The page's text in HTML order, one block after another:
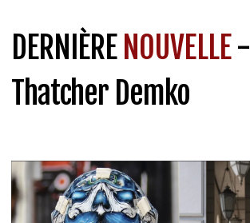
DERNIÈRENOUVELLE-
Thatcher Demko